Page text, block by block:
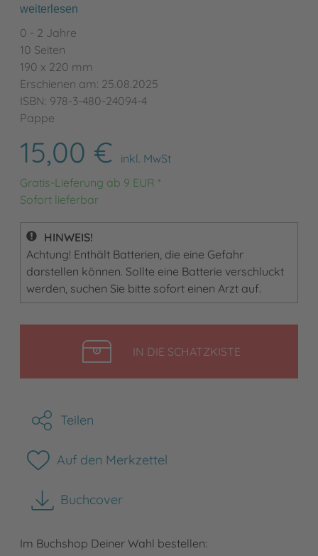
weiterlesen
0 - 2 Jahre
10 Seiten
190 x 220 mm
Erschienen am: 25.08.2025
ISBN: 978-3-480-24094-4
Pappe
15,00 €
inkl. MwSt
Gratis-Lieferung ab 9 EUR *
Sofort lieferbar
HINWEIS!
Achtung! Enthält Batterien, die eine Gefahr
darstellen können. Sollte eine Batterie verschluckt
werden, suchen Sie bitte sofort einen Arzt auf.
IN DIE SCHATZKISTELEGEN
Teilen
Auf den Merkzettel
Buchcover
herunterladen
Im Buchshop Deiner Wahl bestellen: